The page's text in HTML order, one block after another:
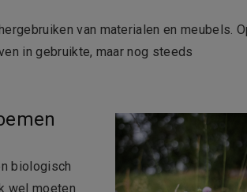
van materialen en meubels.
in gebruikte, maar nog steeds
biologisch
wel moeten